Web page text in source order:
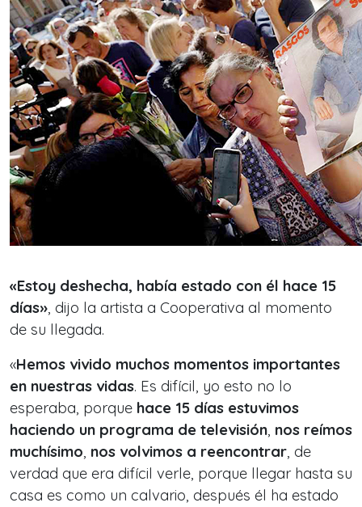
«Estoy deshecha, había estado con él hace 15
días», dijo la artista a Cooperativa al momento
de su llegada.
«Hemos vivido muchos momentos importantes
en nuestras vidas. Es difícil, yo esto no lo
esperaba, porque hace 15 días estuvimos
haciendo un programa de televisión, nos reímos
muchísimo, nos volvimos a reencontrar, de
verdad que era difícil verle, porque llegar hasta su
casa es como un calvario, después él ha estado